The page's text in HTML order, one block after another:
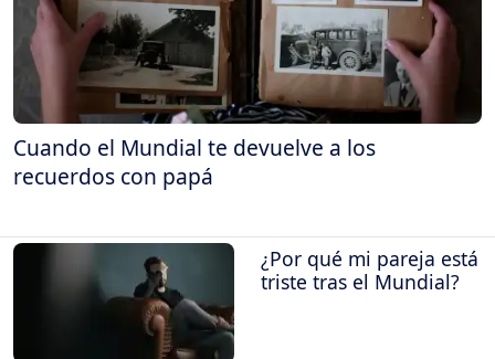
Cuando el Mundial te devuelve a los
recuerdos con papá
¿Por qué mi pareja está
triste tras el Mundial?